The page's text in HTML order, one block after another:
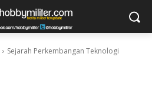
Sejarah Perkembangan Teknologi